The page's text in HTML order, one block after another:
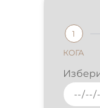
Избери ден